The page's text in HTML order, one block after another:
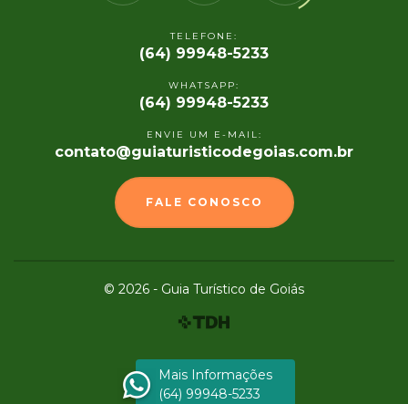
TELEFONE:
(64) 99948-5233
WHATSAPP:
(64) 99948-5233
ENVIE UM E-MAIL:
contato@guiaturisticodegoias.com.br
FALE CONOSCO
© 2026 - Guia Turístico de Goiás
Mais Informações
(64) 99948-5233